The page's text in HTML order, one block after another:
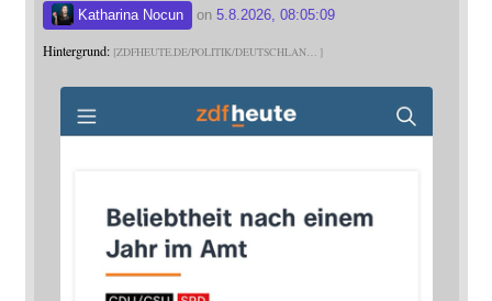
Katharina Nocun on 5.8.2026, 08:05:09
Hintergrund: ZDFHEUTE.DE/POLITIK/DEUTSCHLAN